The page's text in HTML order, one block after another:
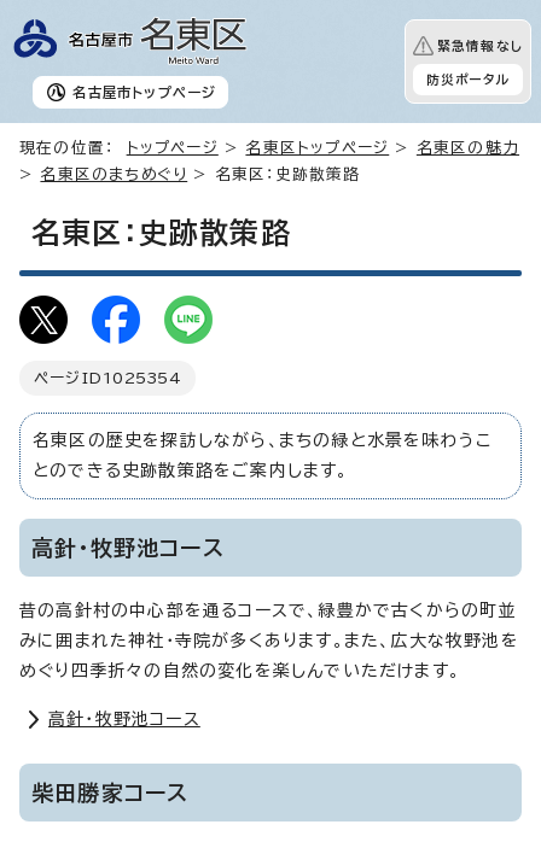
名古屋市 トップページ
緊急情報なし
防災ポータル
現在の位置： トップページ > 名東区トップページ > 名東区の魅力
> 名東区のまちめぐり > 名東区：史跡散策路
名東区：史跡散策路
ページID 1025354
名東区の歴史を探訪しながら、まちの緑と水景を味わうこ
とのできる史跡散策路をご案内します。
高針・牧野池コース
昔の高針村の中心部を通るコースで、緑豊かで古くからの町並
みに囲まれた神社・寺院が多くあります。また、広大な牧野池を
めぐり四季折々の自然の変化を楽しんでいただけます。
高針・牧野池コース
柴田勝家コース